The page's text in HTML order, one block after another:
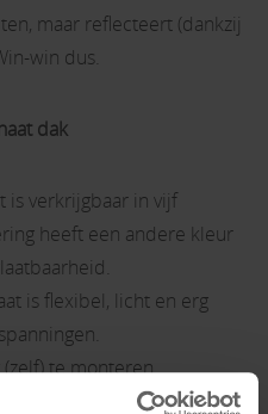
maar reflecteert (dankzij
win dus.
dak
is verkrijgbaar in vijf
heeft een andere kleur
is flexibel, licht en erg
te monteren.
goedkoper in aanschaf dan